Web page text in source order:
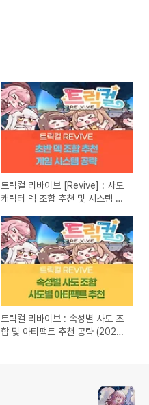
트릭컬 리바이브 [Revive] : 사도
캐릭터 덱 조합 추천 및 시스템 공
트릭컬 리바이브 : 속성별 사도 조
합 및 아티팩트 추천 공략 (2023